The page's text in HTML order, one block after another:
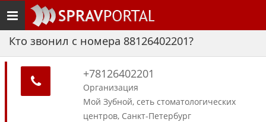
Toggle
navigation
Кто звонил с номера 88126402201?
+78126402201
Организация
Мой Зубной, сеть стоматологических
центров, Санкт-Петербург